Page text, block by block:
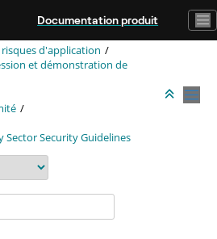
Documentation produit
d'application
et démonstration de
Sector Security Guidelines